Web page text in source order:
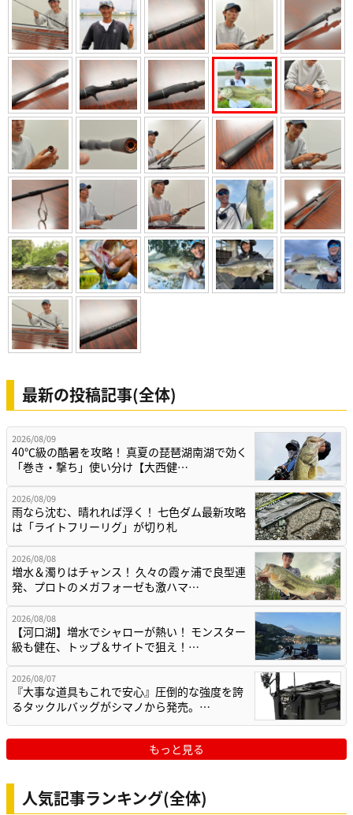
最新の投稿記事(全体)
2026/08/09
40℃級の酷暑を攻略！ 真夏の琵琶湖南湖で効く
「巻き・撃ち」使い分け【大西健…
2026/08/09
雨なら沈む、晴れれば浮く！ 七色ダム最新攻略
は「ライトフリーリグ」が切り札
2026/08/08
増水＆濁りはチャンス！ 久々の霞ヶ浦で良型連
発、プロトのメガフォーゼも激ハマ…
2026/08/08
【河口湖】増水でシャローが熱い！ モンスター
級も健在、トップ＆サイトで狙え！…
2026/08/07
『大事な道具もこれで安心』圧倒的な強度を誇
るタックルバッグがシマノから発売。…
もっと見る
人気記事ランキング(全体)